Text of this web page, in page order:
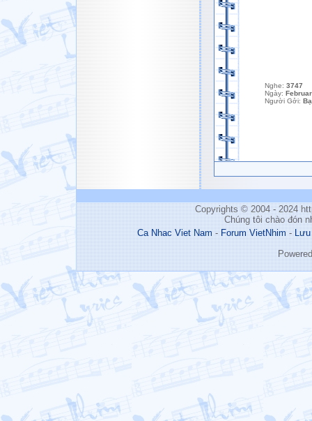
Nghe: 3747
Ngày:
Người Gởi:
Copyrights © 2004 - 2024
Chúng tôi chào đón
Ca Nhac Viet Nam-Forum VietNhim-